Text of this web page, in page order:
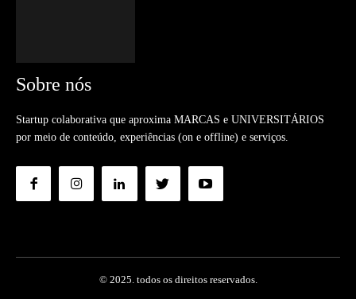
Sobre nós
Startup colaborativa que aproxima MARCAS e UNIVERSITÁRIOS
por meio de conteúdo, experiências (on e offline) e serviços.
© 2025. todos os direitos reservados.